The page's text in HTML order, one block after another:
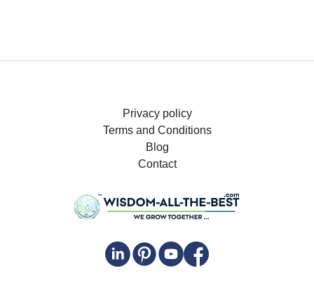
Privacy policy
Terms and Conditions
Blog
Contact